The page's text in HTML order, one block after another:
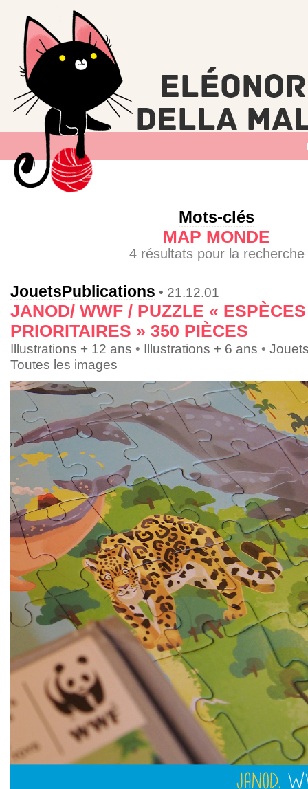
Mots-clés
MAP MONDE
4 résultats pour la recherche
JouetsPublications • 21.12.01
JANOD/ WWF / PUZZLE « ESPÈCES
PRIORITAIRES » 350 PIÈCES
Illustrations + 12 ans • Illustrations + 6 ans •
Toutes les images